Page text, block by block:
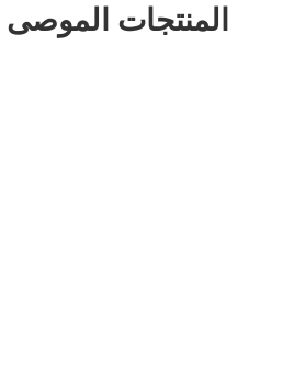
المنتجات الموصى